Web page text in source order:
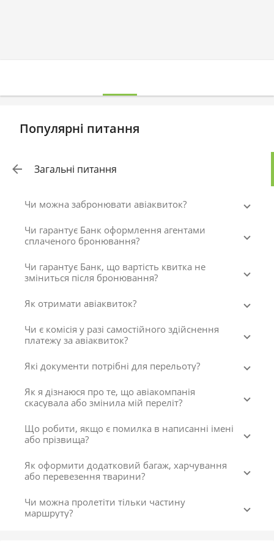
Популярні питання
Загальні питання
Чи можна забронювати авіаквиток?
Чи гарантує Банк оформлення агентами
сплаченого бронювання?
Чи гарантує Банк, що вартість квитка не
зміниться після бронювання?
Як отримати авіаквиток?
Чи є комісія у разі самостійного здійснення
платежу за авіаквиток?
Які документи потрібні для перельоту?
Як я дізнаюся про те, що авіакомпанія
скасувала або змінила мій переліт?
Що робити, якщо є помилка в написанні імені
або прізвища?
Як оформити додатковий багаж, харчування
або перевезення тварини?
Чи можна пролетіти тільки частину
маршруту?